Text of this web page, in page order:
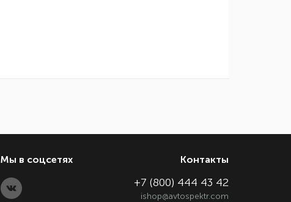
Мы в соцсетях Контакты
+7 (800) 444 43 42
ishop@avtospektr.com